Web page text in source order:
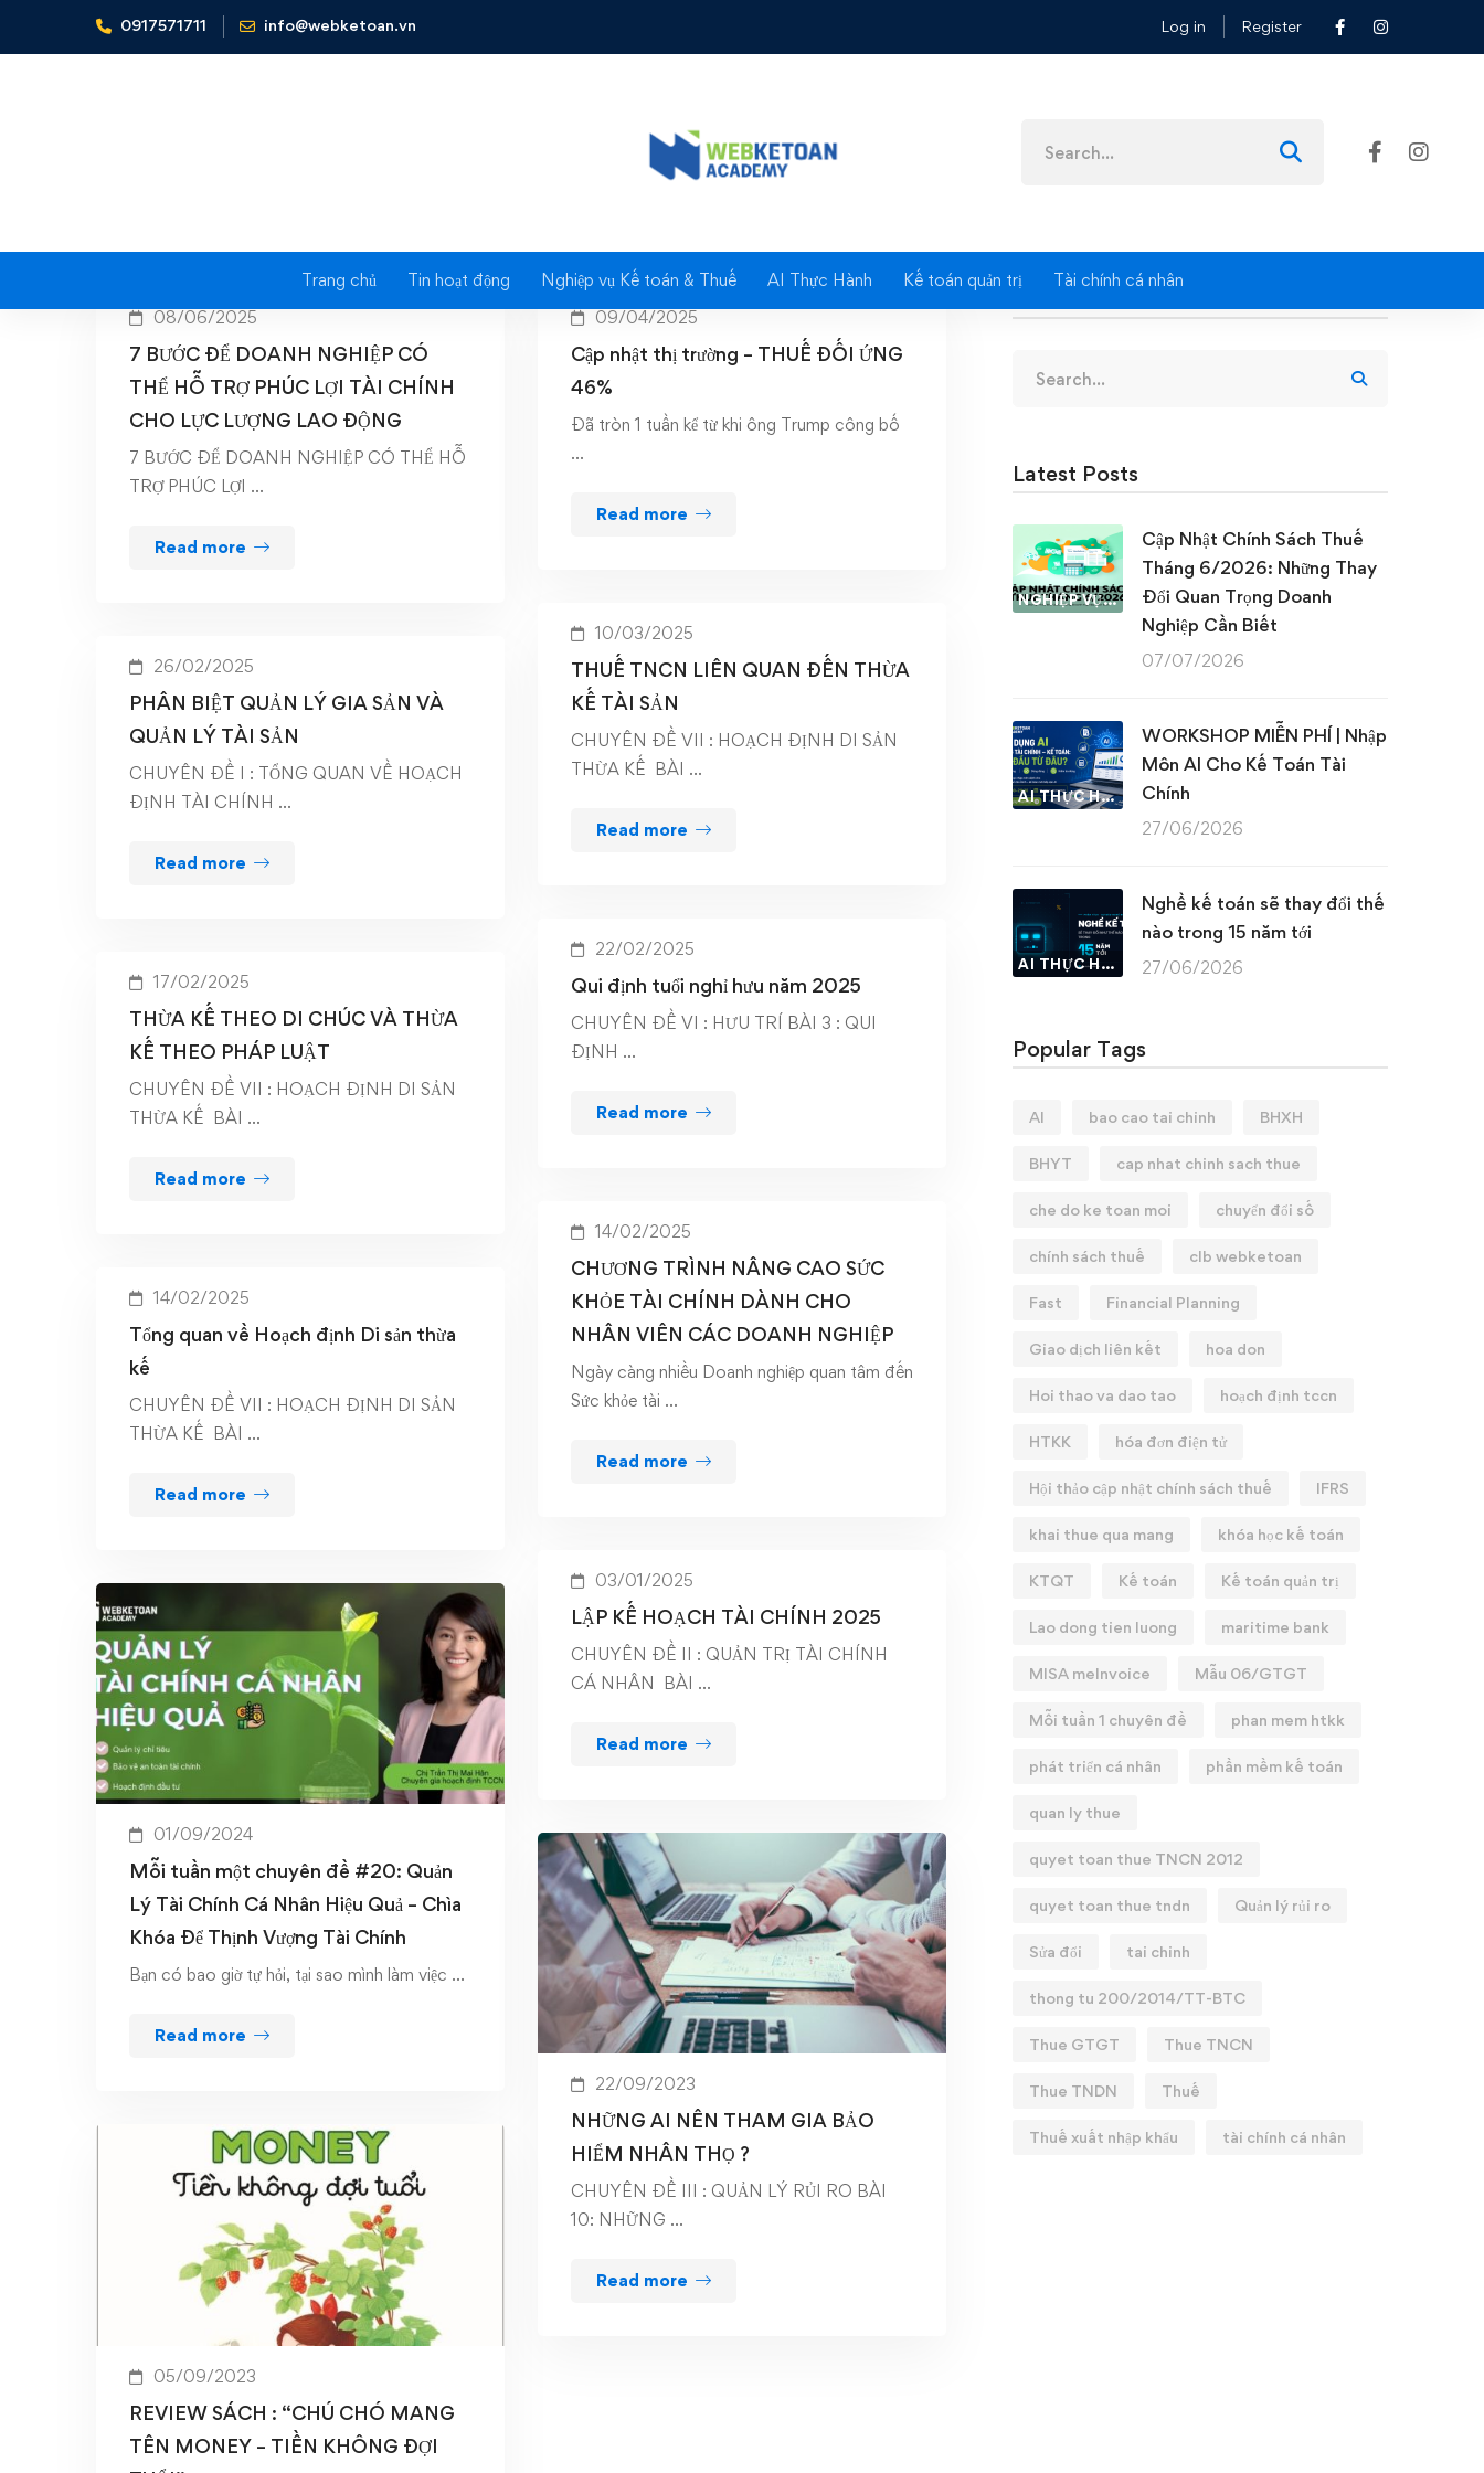
0917571711 info@webketoan.vn Log in Register
for:
Trang chủ Tin hoạt động Nghiệp vụ Kế toán & Thuế AI Thực Hành Kế toán quản trị Tài chính cá nhân
Home Financial Planning
08/06/2025
7 BƯỚC ĐỂ DOANH NGHIỆP CÓ
THỂ HỖ TRỢ PHÚC LỢI TÀI CHÍNH
CHO LỰC LƯỢNG LAO ĐỘNG
7 BƯỚC ĐỂ DOANH NGHIỆP CÓ THỂ HỖ
TRỢ PHÚC LỢI …
Read more
09/04/2025
Cập nhật thị trường – THUẾ ĐỐI ỨNG
46%
Đã tròn 1 tuần kể từ khi ông Trump công bố
…
Read more
10/03/2025
THUẾ TNCN LIÊN QUAN ĐẾN THỪA
KẾ TÀI SẢN
CHUYÊN ĐỀ VII : HOẠCH ĐỊNH DI SẢN
THỪA KẾ BÀI …
Read more
26/02/2025
PHÂN BIỆT QUẢN LÝ GIA SẢN VÀ
QUẢN LÝ TÀI SẢN
CHUYÊN ĐỀ I : TỔNG QUAN VỀ HOẠCH
ĐỊNH TÀI CHÍNH …
Read more
22/02/2025
Qui định tuổi nghỉ hưu năm 2025
CHUYÊN ĐỀ VI : HƯU TRÍ BÀI 3 : QUI
ĐỊNH …
Read more
17/02/2025
THỪA KẾ THEO DI CHÚC VÀ THỪA
KẾ THEO PHÁP LUẬT
CHUYÊN ĐỀ VII : HOẠCH ĐỊNH DI SẢN
THỪA KẾ BÀI …
Read more
14/02/2025
CHƯƠNG TRÌNH NÂNG CAO SỨC
KHỎE TÀI CHÍNH DÀNH CHO
NHÂN VIÊN CÁC DOANH NGHIỆP
Ngày càng nhiều Doanh nghiệp quan tâm đến
Sức khỏe tài …
Read more
14/02/2025
Tổng quan về Hoạch định Di sản thừa
kế
CHUYÊN ĐỀ VII : HOẠCH ĐỊNH DI SẢN
THỪA KẾ BÀI …
Read more
03/01/2025
LẬP KẾ HOẠCH TÀI CHÍNH 2025
CHUYÊN ĐỀ II : QUẢN TRỊ TÀI CHÍNH
CÁ NHÂN BÀI …
Read more
01/09/2024
Mỗi tuần một chuyên đề #20: Quản
Lý Tài Chính Cá Nhân Hiệu Quả – Chìa
Khóa Để Thịnh Vượng Tài Chính
Bạn có bao giờ tự hỏi, tại sao mình làm việc …
Read more
22/09/2023
NHỮNG AI NÊN THAM GIA BẢO
HIỂM NHÂN THỌ ?
CHUYÊN ĐỀ III : QUẢN LÝ RỦI RO BÀI
10: NHỮNG …
Read more
05/09/2023
REVIEW SÁCH : “CHÚ CHÓ MANG
TÊN MONEY – TIỀN KHÔNG ĐỢI
for:
Latest Posts
NGHIỆP VỤ KẾ TOÁN & THUẾ
Cập Nhật Chính Sách Thuế
Tháng 6/2026: Những Thay
Đổi Quan Trọng Doanh
Nghiệp Cần Biết
07/07/2026
AI THỰC HÀNH
WORKSHOP MIỄN PHÍ | Nhập
Môn AI Cho Kế Toán Tài
Chính
27/06/2026
AI THỰC HÀNH
Nghề kế toán sẽ thay đổi thế
nào trong 15 năm tới
27/06/2026
Popular Tags
AI bao cao tai chinh BHXH
BHYT cap nhat chinh sach thue
che do ke toan moi chuyển đổi số
chính sách thuế clb webketoan
Fast Financial Planning
Giao dịch liên kết hoa don
Hoi thao va dao tao hoạch định tccn
HTKK hóa đơn điện tử
Hội thảo cập nhật chính sách thuế IFRS
khai thue qua mang khóa học kế toán
KTQT Kế toán Kế toán quản trị
Lao dong tien luong maritime bank
MISA meInvoice Mẫu 06/GTGT
Mỗi tuần 1 chuyên đề phan mem htkk
phát triển cá nhân phần mềm kế toán
quan ly thue
quyet toan thue TNCN 2012
quyet toan thue tndn Quản lý rủi ro
Sửa đổi tai chinh
thong tu 200/2014/TT-BTC
Thue GTGT Thue TNCN
Thue TNDN Thuế
Thuế xuất nhập khẩu tài chính cá nhân